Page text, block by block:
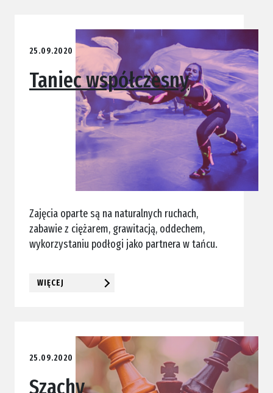
25.09.2020
Taniec współczesny
Zajęcia oparte są na naturalnych ruchach,
zabawie z ciężarem, grawitacją, oddechem,
wykorzystaniu podłogi jako partnera w tańcu.
WIĘCEJ
25.09.2020
Szachy